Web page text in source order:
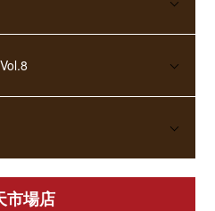
市場店